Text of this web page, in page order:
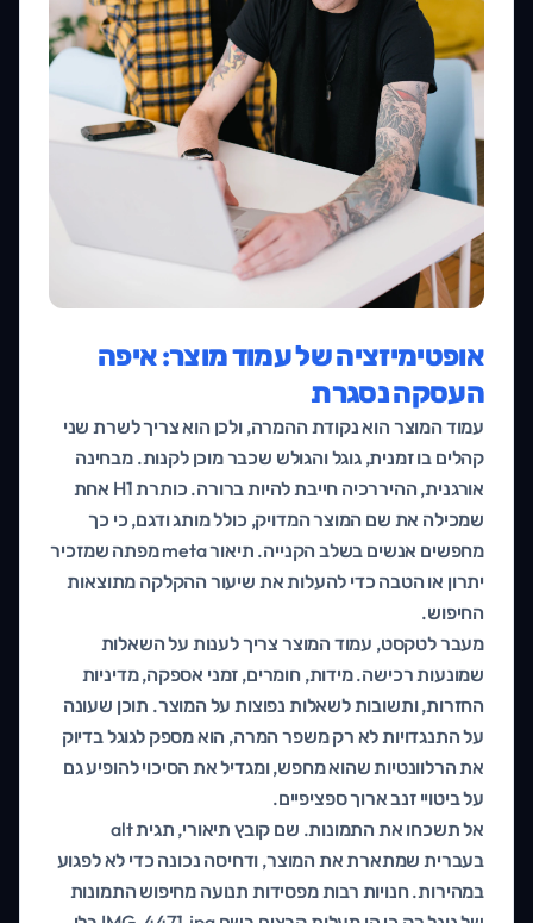
אופטימיזציה של עמוד מוצר: איפה
העסקה נסגרת
עמוד המוצר הוא נקודת ההמרה, ולכן הוא צריך לשרת שני
קהלים בו זמנית, גוגל והגולש שכבר מוכן לקנות. מבחינה
אורגנית, ההיררכיה חייבת להיות ברורה. כותרת H1 אחת
שמכילה את שם המוצר המדויק, כולל מותג ודגם, כי כך
מחפשים אנשים בשלב הקנייה. תיאור meta מפתה שמזכיר
יתרון או הטבה כדי להעלות את שיעור ההקלקה מתוצאות
החיפוש.
מעבר לטקסט, עמוד המוצר צריך לענות על השאלות
שמונעות רכישה. מידות, חומרים, זמני אספקה, מדיניות
החזרות, ותשובות לשאלות נפוצות על המוצר. תוכן שעונה
על התנגדויות לא רק משפר המרה, הוא מספק לגוגל בדיוק
את הרלוונטיות שהוא מחפש, ומגדיל את הסיכוי להופיע גם
על ביטויי זנב ארוך ספציפיים.
אל תשכחו את התמונות. שם קובץ תיאורי, תגית alt
בעברית שמתארת את המוצר, ודחיסה נכונה כדי לא לפגוע
במהירות. חנויות רבות מפסידות תנועה מחיפוש התמונות